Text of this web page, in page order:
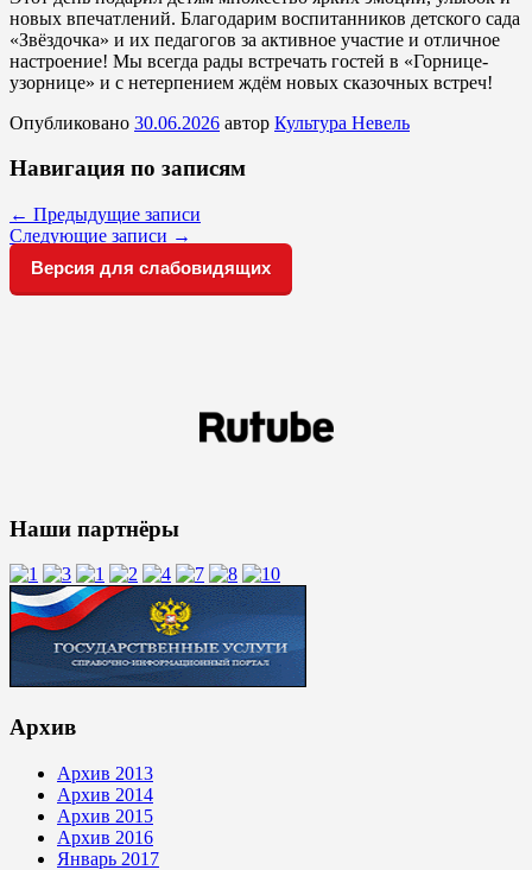
новых впечатлений. Благодарим воспитанников детского сада
«Звёздочка» и их педагогов за активное участие и отличное
настроение! Мы всегда рады встречать гостей в «Горнице-
узорнице» и с нетерпением ждём новых сказочных встреч!
Опубликовано 30.06.2026 автор Культура Невель
Навигация по записям
← Предыдущие записи
Следующие записи →
Версия для слабовидящих
Наши партнёры
Архив
Архив 2013
Архив 2014
Архив 2015
Архив 2016
Январь 2017